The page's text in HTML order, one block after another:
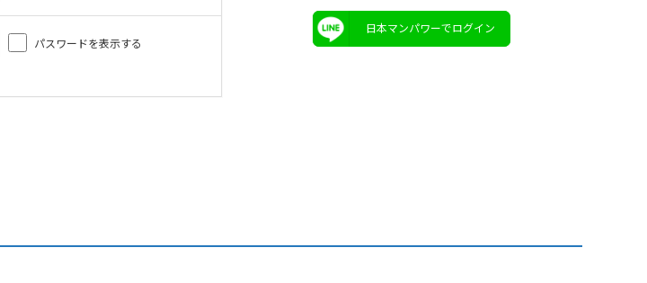
パスワードを表示する
日本マンパワーでログイン